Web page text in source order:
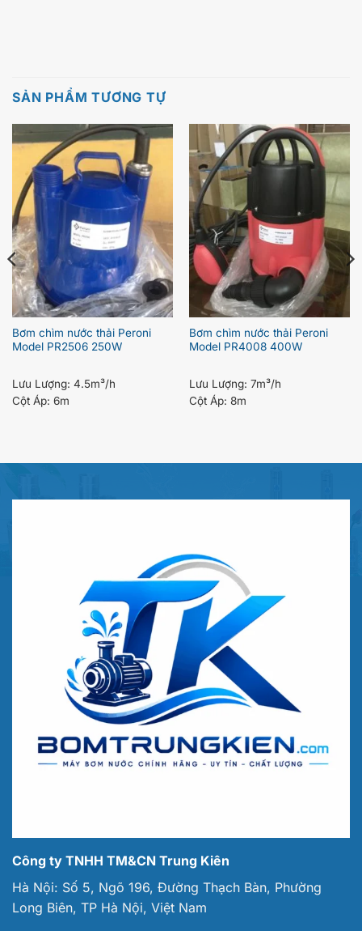
SẢN PHẨM TƯƠNG TỰ
Bơm chìm nước thải Peroni
Model PR2506 250W
Lưu Lượng: 4.5m³/h
Cột Áp: 6m
Bơm chìm nước thải Peroni
Model PR4008 400W
Lưu Lượng: 7m³/h
Cột Áp: 8m
Công ty TNHH TM&CN Trung Kiên
Hà Nội: Số 5, Ngõ 196, Đường Thạch Bàn, Phường
Long Biên, TP Hà Nội, Việt Nam